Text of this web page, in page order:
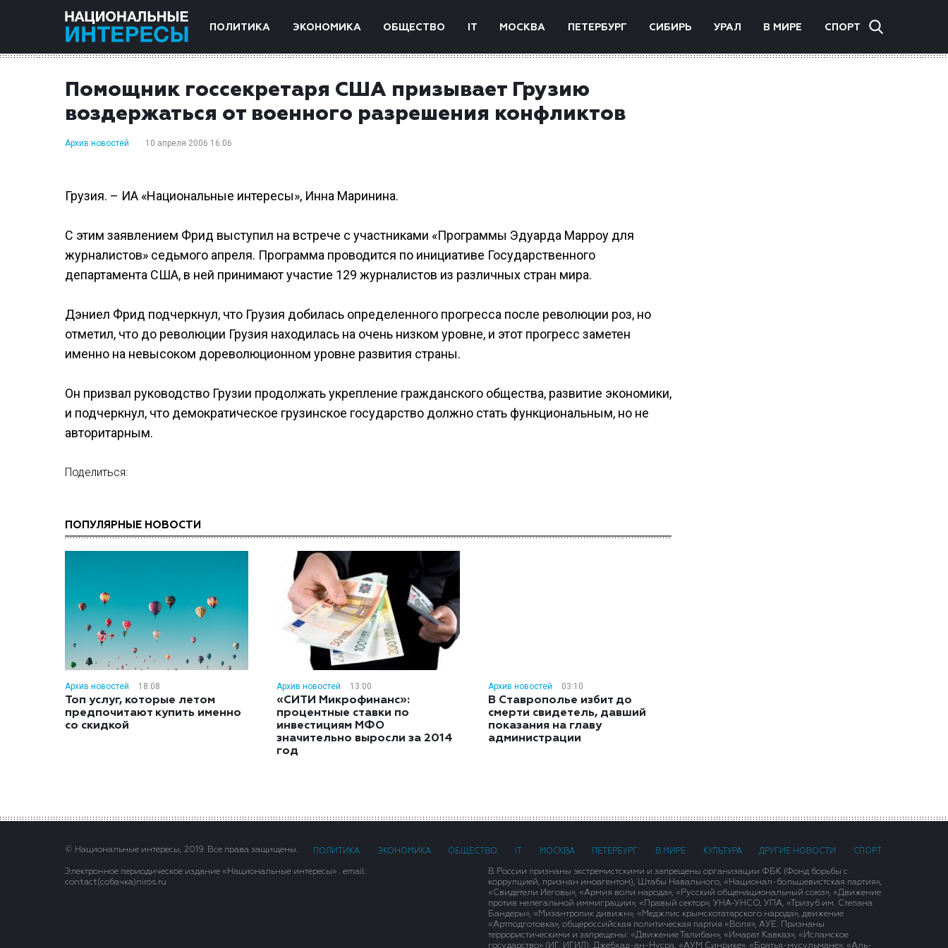
ПОЛИТИКА ЭКОНОМИКА ОБЩЕСТВО IT МОСКВА ПЕТЕРБУРГ СИБИРЬ УРАЛ В МИРЕ СПОРТ
Помощник госсекретаря США призывает Грузию
воздержаться от военного разрешения конфликтов
Архив новостей 10 апреля 2006 16:06
Грузия. – ИА «Национальные интересы», Инна Маринина.
С этим заявлением Фрид выступил на встрече с участниками «Программы Эдуарда Марроу для
журналистов» седьмого апреля. Программа проводится по инициативе Государственного
департамента США, в ней принимают участие 129 журналистов из различных стран мира.
Дэниел Фрид подчеркнул, что Грузия добилась определенного прогресса после революции роз, но
отметил, что до революции Грузия находилась на очень низком уровне, и этот прогресс заметен
именно на невысоком дореволюционном уровне развития страны.
Он призвал руководство Грузии продолжать укрепление гражданского общества, развитие экономики,
и подчеркнул, что демократическое грузинское государство должно стать функциональным, но не
авторитарным.
Поделиться:
ПОПУЛЯРНЫЕ НОВОСТИ
Архив новостей 18:08
Топ услуг, которые летом
предпочитают купить именно
со скидкой
Архив новостей 13:00
«СИТИ Микрофинанс»:
процентные ставки по
инвестициям МФО
значительно выросли за 2014
год
Архив новостей 03:10
В Ставрополье избит до
смерти свидетель, давший
показания на главу
администрации
© Национальные интересы, 2019. Все права защищены. ПОЛИТИКА ЭКОНОМИКА ОБЩЕСТВО МОСКВА ПЕТЕРБУРГ В МИРЕ КУЛЬТУРА ДРУГИЕ НОВОСТИ СПОРТ
Электронное периодическое издание «Национальные интересы» . email:
contact(сoбaчка)niros.ru
В России признаны экстремистскими и запрещены организации ФБК (Фонд борьбы с
коррупцией, признан иноагентом), Штабы Навального, «Национал-большевистская партия»,
«Свидетели Иеговы», «Армия воли народа», «Русский общенациональный союз», «Движение
против нелегальной иммиграции», «Правый сектор», УНА-УНСО, УПА, «Тризуб им. Степана
Бандеры», «Мизантропик дивижн», «Меджлис крымскотатарского народа», движение
«Артподготовка», общероссийская политическая партия «Воля», АУЕ. Признаны
террористическими и запрещены: «Движение Талибан», «Имарат Кавказ», «Исламское
государство» (ИГ, ИГИЛ), Джебхад-ан-Нусра, «АУМ Синрике», «Братья-мусульмане», «Аль-